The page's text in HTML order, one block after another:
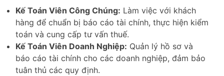
Kế Toán Viên Công Chúng: Làm việc với khách
hàng để chuẩn bị báo cáo tài chính, thực hiện kiểm
toán và cung cấp tư vấn thuế.
Kế Toán Viên Doanh Nghiệp: Quản lý hồ sơ và
báo cáo tài chính cho các doanh nghiệp, đảm bảo
tuân thủ các quy định.